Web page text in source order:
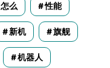
怎么 性能
新机 旗舰
机器人